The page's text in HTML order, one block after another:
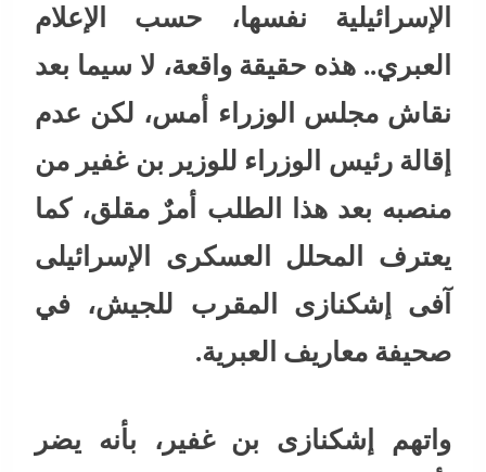
الإسرائيلية نفسها، حسب الإعلام
العبري.. هذه حقيقة واقعة، لا سيما بعد
نقاش مجلس الوزراء أمس، لكن عدم
إقالة رئيس الوزراء للوزير بن غفير من
منصبه بعد هذا الطلب أمرٌ مقلق، كما
يعترف المحلل العسكرى الإسرائيلى
آفى إشكنازى المقرب للجيش، في
صحيفة معاريف العبرية.
واتهم إشكنازى بن غفير، بأنه يضر